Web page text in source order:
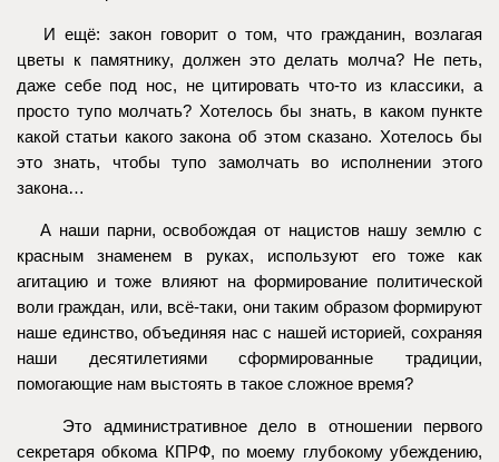
И ещё: закон говорит о том, что гражданин, возлагая
цветы к памятнику, должен это делать молча? Не петь,
даже себе под нос, не цитировать что-то из классики, а
просто тупо молчать? Хотелось бы знать, в каком пункте
какой статьи какого закона об этом сказано. Хотелось бы
это знать, чтобы тупо замолчать во исполнении этого
закона…
А наши парни, освобождая от нацистов нашу землю с
красным знаменем в руках, используют его тоже как
агитацию и тоже влияют на формирование политической
воли граждан, или, всё-таки, они таким образом формируют
наше единство, объединяя нас с нашей историей, сохраняя
наши десятилетиями сформированные традиции,
помогающие нам выстоять в такое сложное время?
Это административное дело в отношении первого
секретаря обкома КПРФ, по моему глубокому убеждению,